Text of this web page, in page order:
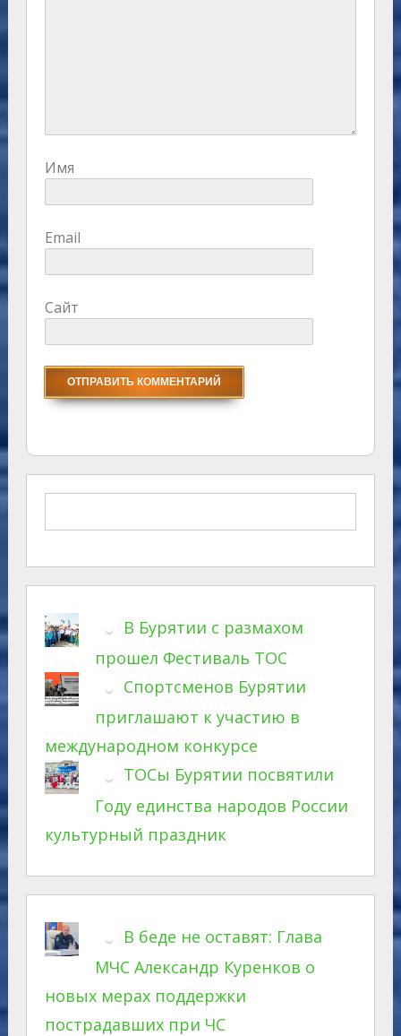
Имя
Email
Сайт
В Бурятии с размахом
прошел Фестиваль ТОС
Спортсменов Бурятии
приглашают к участию в
международном конкурсе
ТОСы Бурятии посвятили
Году единства народов России
культурный праздник
В беде не оставят: Глава
МЧС Александр Куренков о
новых мерах поддержки
пострадавших при ЧС